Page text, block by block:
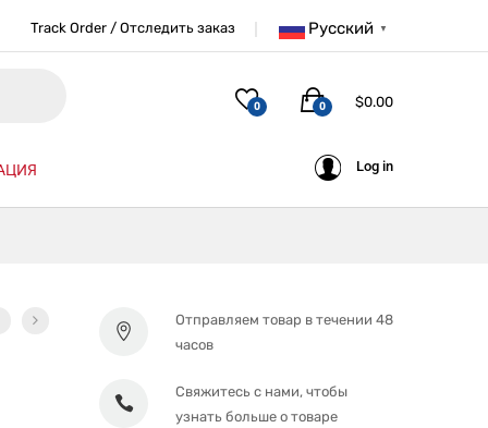
Русский ▼
Track Order / Отследить заказ
0 $0.00
0
Log in
Отправляем товар в течении 48
часов
Свяжитесь с нами, чтобы
узнать больше о товаре